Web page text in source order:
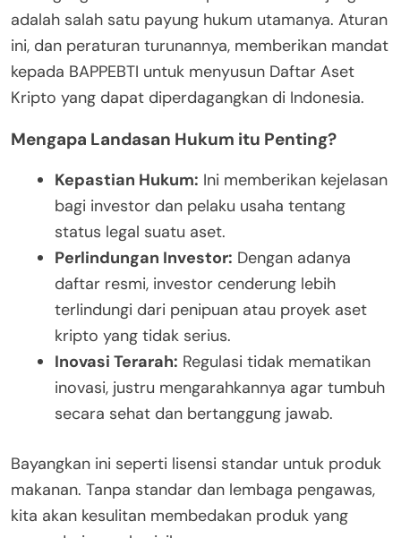
adalah salah satu payung hukum utamanya. Aturan
ini, dan peraturan turunannya, memberikan mandat
kepada BAPPEBTI untuk menyusun Daftar Aset
Kripto yang dapat diperdagangkan di Indonesia.
Mengapa Landasan Hukum itu Penting?
Kepastian Hukum: Ini memberikan kejelasan
bagi investor dan pelaku usaha tentang
status legal suatu aset.
Perlindungan Investor: Dengan adanya
daftar resmi, investor cenderung lebih
terlindungi dari penipuan atau proyek aset
kripto yang tidak serius.
Inovasi Terarah: Regulasi tidak mematikan
inovasi, justru mengarahkannya agar tumbuh
secara sehat dan bertanggung jawab.
Bayangkan ini seperti lisensi standar untuk produk
makanan. Tanpa standar dan lembaga pengawas,
kita akan kesulitan membedakan produk yang